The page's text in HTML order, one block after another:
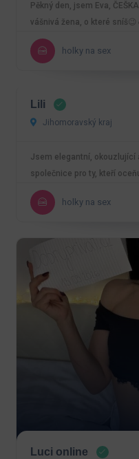
Pěkný den, jsem Eva,
vášnivá žena, o které
holky na sex
Lili
Jihomoravský kraj
Jsem elegantní, okouzlující
společnice pro ty, kteří
holky na sex
Luci online